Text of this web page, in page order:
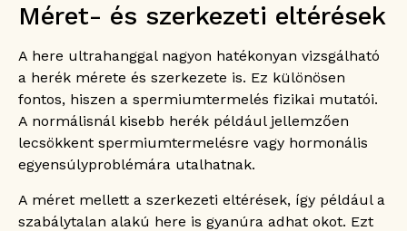
Méret- és szerkezeti eltérések
A here ultrahanggal nagyon hatékonyan vizsgálható
a herék mérete és szerkezete is. Ez különösen
fontos, hiszen a spermiumtermelés fizikai mutatói.
A normálisnál kisebb herék például jellemzően
lecsökkent spermiumtermelésre vagy hormonális
egyensúlyproblémára utalhatnak.
A méret mellett a szerkezeti eltérések, így például a
szabálytalan alakú here is gyanúra adhat okot. Ezt